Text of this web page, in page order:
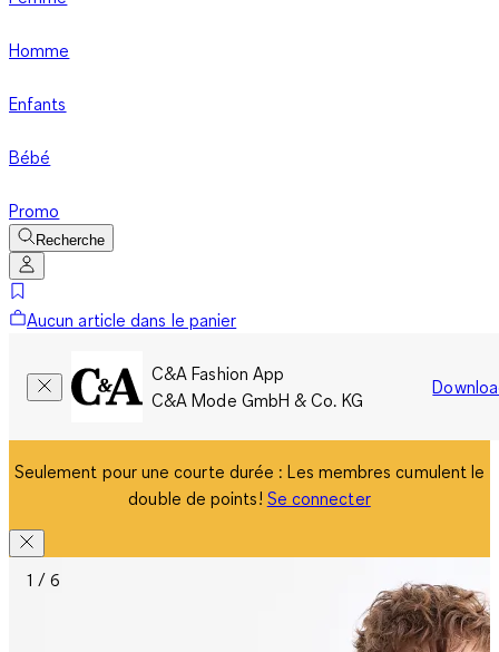
Homme
Enfants
Bébé
Promo
Recherche
Aucun article dans le panier
C&A Fashion App
C&A Mode GmbH & Co. KG
Seulement pour une courte durée : Les membres cumulent le
double de points! Se connecter
1 / 6